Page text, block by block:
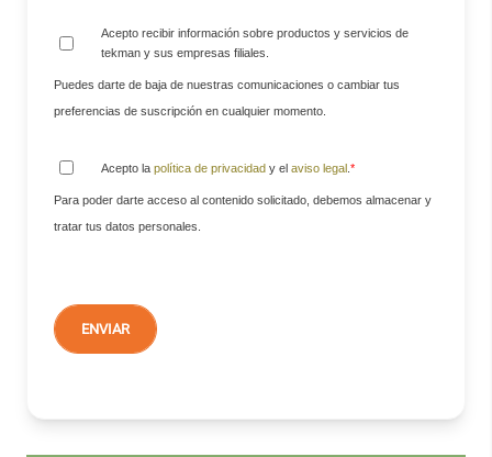
Acepto recibir información sobre productos y servicios de
tekman y sus empresas filiales.
Puedes darte de baja de nuestras comunicaciones o cambiar tus
preferencias de suscripción en cualquier momento.
Acepto la política de privacidad y el aviso legal *
Para poder darte acceso al contenido solicitado, debemos almacenar y
tratar tus datos personales.